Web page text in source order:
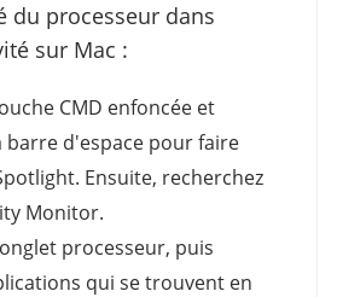
du processeur dans
sur Mac :
CMD enfoncée et
barre d'espace pour faire
Ensuite, recherchez
Monitor.
processeur, puis
qui se trouvent en